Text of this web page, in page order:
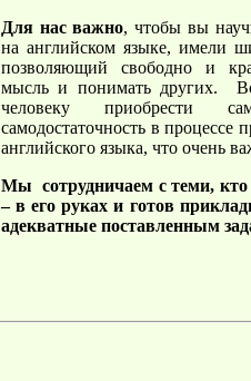
Для нас важно, чтобы вы
на английском языке, имели
позволяющий свободно и
мысль и понимать других.
человеку приобрести
самодостаточность в процессе
английского языка, что очень
Мы сотрудничаем с теми, кто
– в его руках и готов
адекватные поставленным